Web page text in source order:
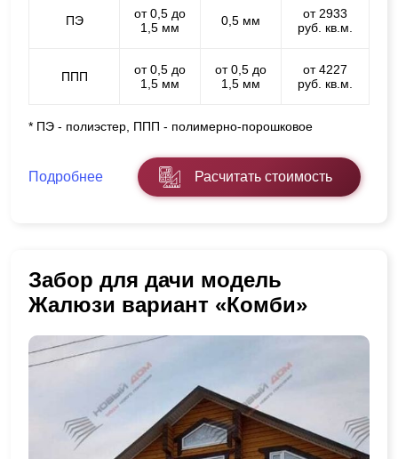
ПЭ
от 0,5 до
1,5 мм
0,5 мм
от 2933
руб. кв.м.
ППП
от 0,5 до
1,5 мм
от 0,5 до
1,5 мм
от 4227
руб. кв.м.
* ПЭ - полиэстер, ППП - полимерно-порошковое
Подробнее Расчитать стоимость
Забор для дачи модель
Жалюзи вариант «Комби»